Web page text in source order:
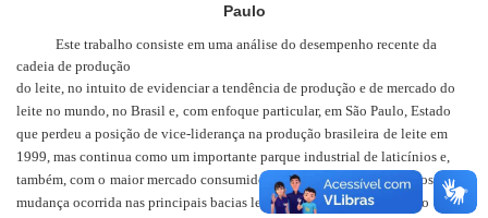
Paulo
Este trabalho consiste em uma análise do desempenho recente da
cadeia de produção
do leite, no intuito de evidenciar a tendência de produção e de mercado do
leite no mundo, no Brasil e, com enfoque particular, em São Paulo, Estado
que perdeu a posição de vice-liderança na produção brasileira de leite em
1999, mas continua como um importante parque industrial de laticínios e,
também, com o maior mercado consumidor interno de leite e derivados. A
mudança ocorrida nas principais bacias leiteiras deste Estado mostra o